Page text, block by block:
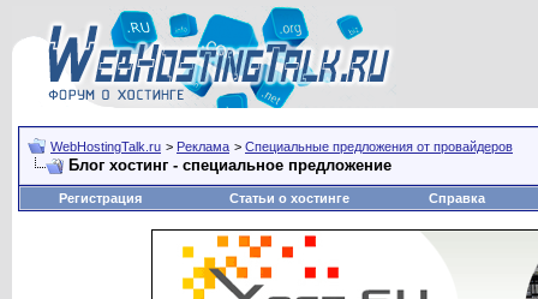
WebHostingTalk.ru > Реклама > Специальные предложения от провайдеров
Блог хостинг - специальное предложение
Регистрация Статьи о хостинге Справка